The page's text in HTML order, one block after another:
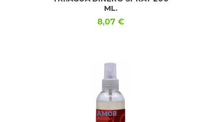
ML.
Precio
8,07 €